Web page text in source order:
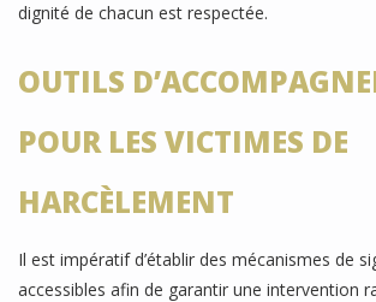
dignité de chacun est respectée.
OUTILS
POUR LES VICTIMES DE
HARCÈLEMENT
Il est impératif d’établir des mécanismes de
accessibles afin de garantir une intervention